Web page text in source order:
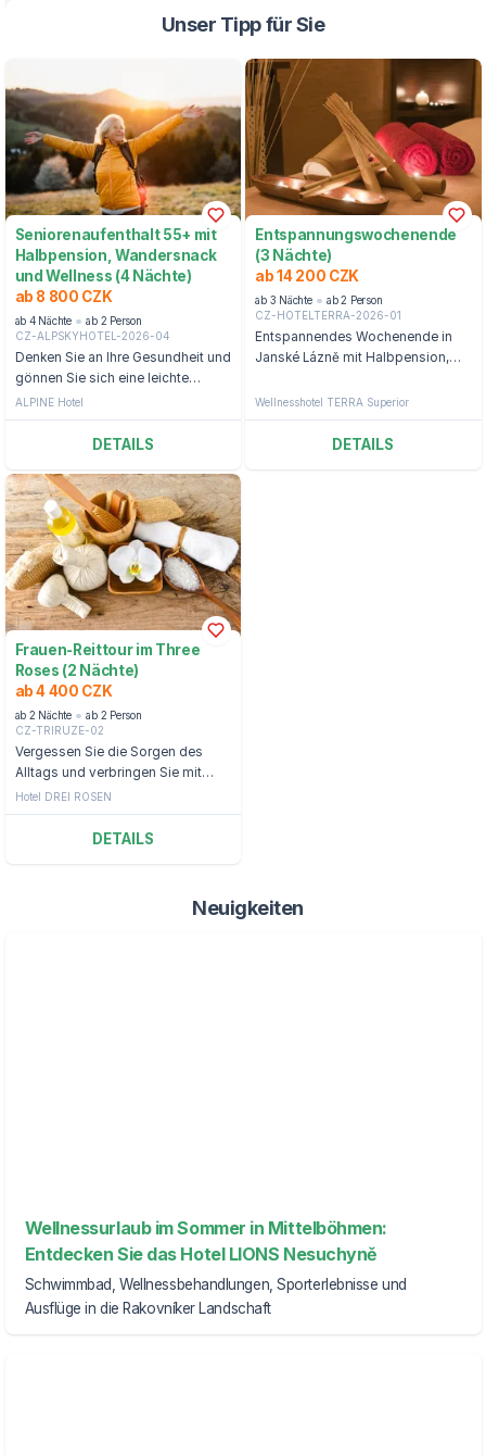
Unser Tipp für Sie
Seniorenaufenthalt 55+ mit
Halbpension, Wandersnack
und Wellness (4 Nächte)
ab 8 800 CZK
ab 4 Nächte
ab 2 Person
CZ-ALPSKYHOTEL-2026-04
Denken Sie an Ihre Gesundheit und
gönnen Sie sich eine leichte
Wanderung, Ruhe und Stille in
Špindlerův Mlýn.
ALPINE Hotel
DETAILS
Entspannungswochenende
(3 Nächte)
ab 14 200 CZK
ab 3 Nächte
ab 2 Person
CZ-HOTELTERRA-2026-01
Entspannendes Wochenende in
Janské Lázně mit Halbpension,
ins Aquacenter.
Wellnesshotel TERRA Superior
DETAILS
Frauen-Reittour im Three
Roses (2 Nächte)
ab 4 400 CZK
ab 2 Nächte
ab 2 Person
CZ-TRIRUZE-02
Vergessen Sie die Sorgen des
Alltags und verbringen Sie mit
Ihrer Freundin einen
wunderschönen Aufenthalt in den
Bergen von Špindlerův Mlýn.
Hotel DREI ROSEN
DETAILS
Neuigkeiten
Wellnessurlaub im Sommer in Mittelböhmen:
Entdecken Sie das Hotel LIONS Nesuchyně
Schwimmbad, Wellnessbehandlungen, Sporterlebnisse und
Ausflüge in die Rakovníker Landschaft